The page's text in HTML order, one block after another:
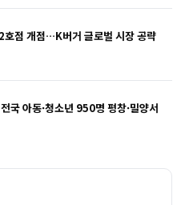
호점 개점…K버거 글로벌 시장 공략
국 아동·청소년 950명 평창·밀양서